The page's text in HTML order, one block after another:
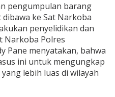
pengumpulan barang
ke Sat Narkoba
penyelidikan dan
Narkoba Polres
Pane menyatakan, bahwa
ini untuk mengungkap
lebih luas di wilayah